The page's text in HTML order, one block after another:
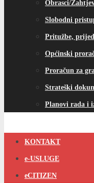
Obrasci/
Slobodni
Pritužbe,
Općinski
Proračun za
Strateški
Planovi rada i
KONTAKT
e-USLUGE
eCITIZEN